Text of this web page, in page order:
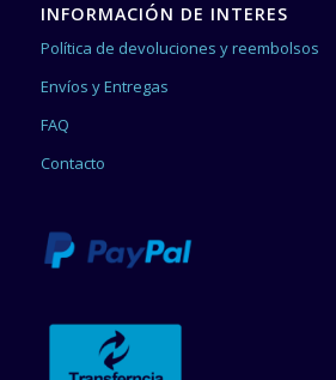
INFORMACIÓN DE INTERES
Política de devoluciones y reembolsos
Envíos y Entregas
FAQ
Contacto